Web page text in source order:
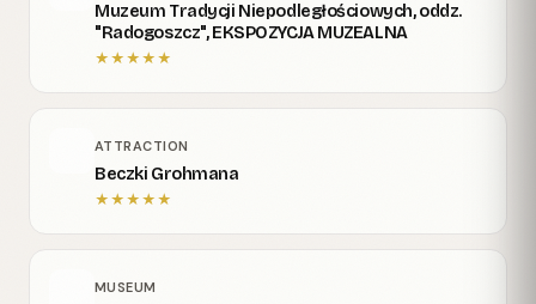
Muzeum Tradycji Niepodległościowych, oddz.
"Radogoszcz", EKSPOZYCJA MUZEALNA
★★★★★
ATTRACTION
Beczki Grohmana
★★★★★
MUSEUM